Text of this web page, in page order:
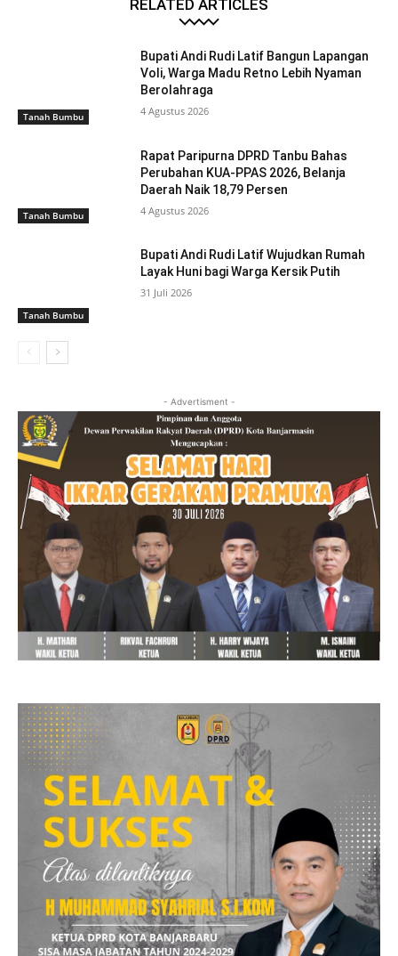
RELATED ARTICLES
Tanah Bumbu
Bupati Andi Rudi Latif Bangun Lapangan
Voli, Warga Madu Retno Lebih Nyaman
Berolahraga
4 Agustus 2026
Tanah Bumbu
Rapat Paripurna DPRD Tanbu Bahas
Perubahan KUA-PPAS 2026, Belanja
Daerah Naik 18,79 Persen
4 Agustus 2026
Tanah Bumbu
Bupati Andi Rudi Latif Wujudkan Rumah
Layak Huni bagi Warga Kersik Putih
31 Juli 2026
- Advertisment -